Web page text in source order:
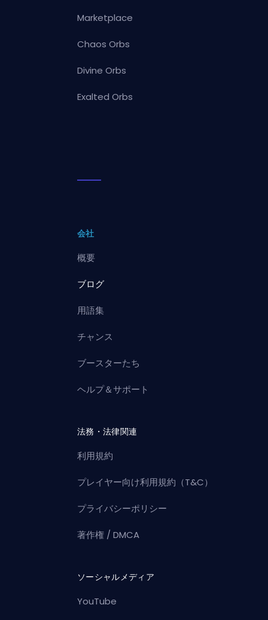
Marketplace
Chaos Orbs
Divine Orbs
Exalted Orbs
会社
概要
ブログ
用語集
チャンス
ブースターたち
ヘルプ＆サポート
法務・法律関連
利用規約
プレイヤー向け利用規約（T&C）
プライバシーポリシー
著作権 / DMCA
ソーシャルメディア
YouTube